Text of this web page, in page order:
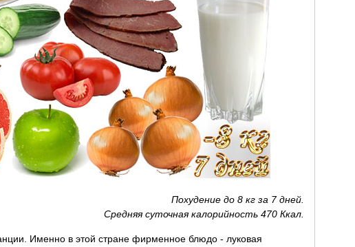
Похудение до 8 кг за 7 дней.
Средняя суточная калорийность 470 Ккал.
Именно в этой стране фирменное блюдо - луковая